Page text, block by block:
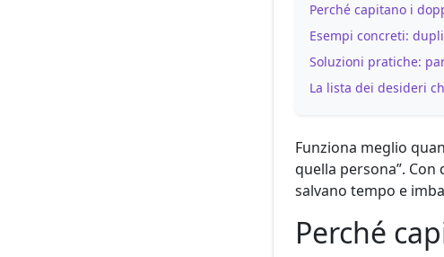
Perché capitano i
Esempi concreti:
Soluzioni pratiche:
La lista dei desideri
Funziona meglio
quella persona”.
salvano tempo e
Perché